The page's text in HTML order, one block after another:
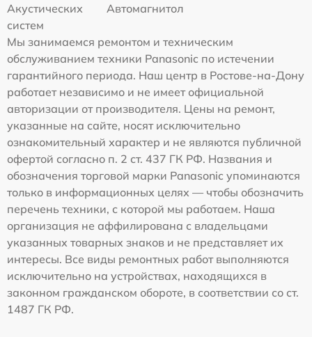
Акустических
систем
Автомагнитол
Мы занимаемся ремонтом и техническим
обслуживанием техники Panasonic по истечении
гарантийного периода. Наш центр в Ростове-на-Дону
работает независимо и не имеет официальной
авторизации от производителя. Цены на ремонт,
указанные на сайте, носят исключительно
ознакомительный характер и не являются публичной
офертой согласно п. 2 ст. 437 ГК РФ. Названия и
обозначения торговой марки Panasonic упоминаются
только в информационных целях — чтобы обозначить
перечень техники, с которой мы работаем. Наша
организация не аффилирована с владельцами
указанных товарных знаков и не представляет их
интересы. Все виды ремонтных работ выполняются
исключительно на устройствах, находящихся в
законном гражданском обороте, в соответствии со ст.
1487 ГК РФ.